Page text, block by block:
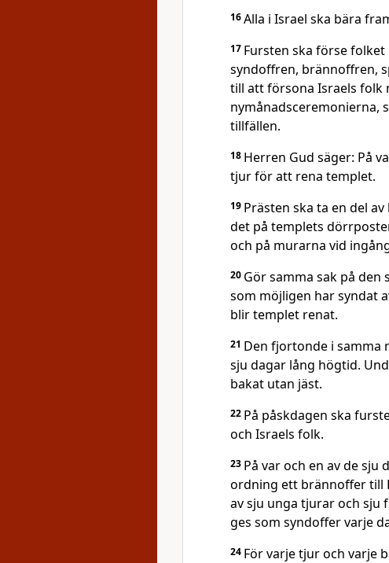
16Alla i Israel ska bära
17 Fursten ska förse
syndoffren, brännoffren,
till att försona Israels folk
nymånadsceremonierna,
tillfällen.
18 Herren Gud säger: På
tjur för att rena templet.
19 Prästen ska ta en del
det på templets
och på murarna vid
20 Gör samma sak på
som möjligen har syndat
blir templet renat.
21 Den fjortonde i samma
sju dagar lång högtid.
bakat utan jäst.
22 På påskdagen ska
och Israels folk.
23 På var och en av de sju
ordning ett brännoffer till
av sju unga tjurar och sju
ges som syndoffer varje
24 För varje tjur och varje